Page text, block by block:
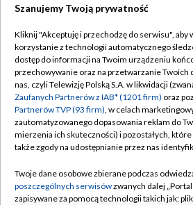
TVP
Abonament TVP
Emisja w TVP
Centrum informacji TVP
Naziemna Telewizja Cyfrowa
Rada Programowa
Regulamin
Polityka
Moje zgody
Pomoc
Kontakt
Szanujemy Twoją prywatność
Kliknij "Akceptuję i przechodzę do serwisu", aby
korzystanie z technologii automatycznego
dostęp do informacji na Twoim urządzeniu
przechowywanie oraz na przetwarzanie Twoich
nas, czyli Telewizję Polską S.A. w likwidacji
Zaufanych Partnerów z IAB* (1201 firm) oraz
Partnerów TVP (93 firm), w celach
zautomatyzowanego dopasowania reklam do
mierzenia ich skuteczności) i pozostałych,
także zgody na udostępnianie przez nas
Twoje dane osobowe zbierane podczas
poszczególnych serwisówzwanych dalej
zapisywane za pomocą technologii takich jak: